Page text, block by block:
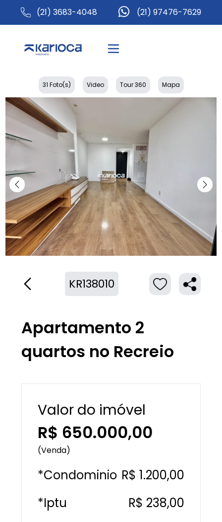
(21) 3683-4048 (21) 97476-7629
KR138010
Apartamento 2
quartos no Recreio
Valor do imóvel
R$ 650.000,00
(Venda)
*Condominio R$ 1.200,00
*Iptu
R$ 238,00
31 Foto(s) Video Tour 360 Mapa